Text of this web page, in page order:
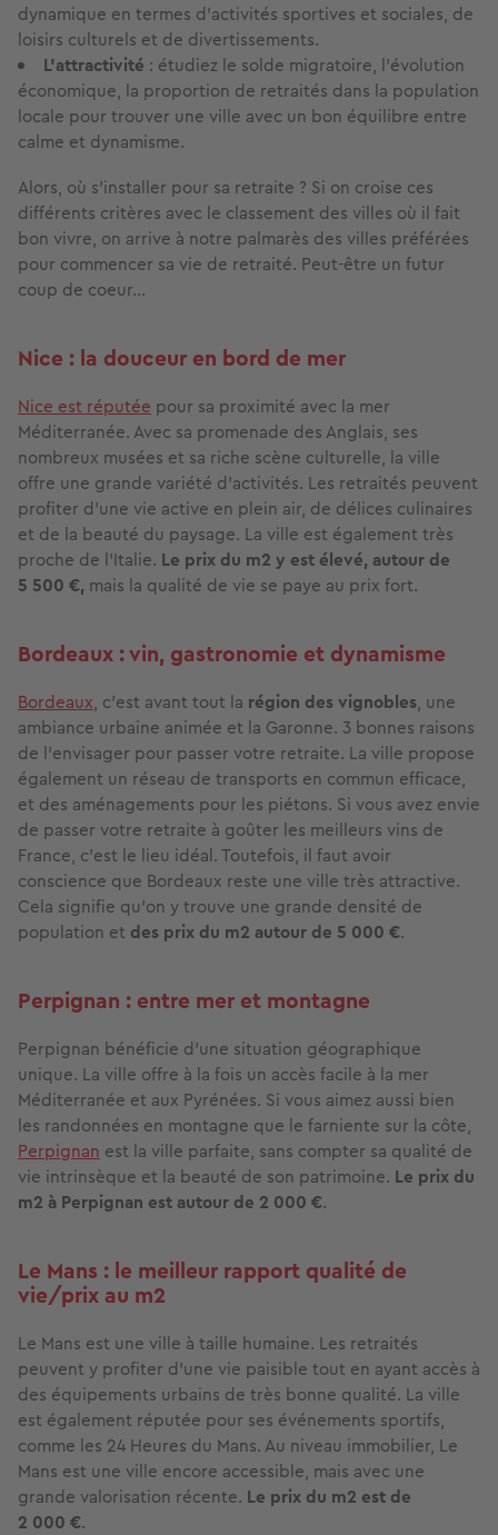
dynamique en termes d'activités sportives et sociales, de
loisirs culturels et de divertissements.
L'attractivité : étudiez le solde migratoire, l'évolution
économique, la proportion de retraités dans la population
locale pour trouver une ville avec un bon équilibre entre
calme et dynamisme.
Alors, où s'installer pour sa retraite ? Si on croise ces
différents critères avec le classement des villes où il fait
bon vivre, on arrive à notre palmarès des villes préférées
pour commencer sa vie de retraité. Peut-être un futur
coup de coeur...
Nice : la douceur en bord de mer
Nice est réputée pour sa proximité avec la mer
Méditerranée. Avec sa promenade des Anglais, ses
nombreux musées et sa riche scène culturelle, la ville
offre une grande variété d'activités. Les retraités peuvent
profiter d'une vie active en plein air, de délices culinaires
et de la beauté du paysage. La ville est également très
proche de l'Italie. Le prix du m2 y est élevé, autour de
5 500 €, mais la qualité de vie se paye au prix fort.
Bordeaux : vin, gastronomie et dynamisme
Bordeaux, c'est avant tout la région des vignobles, une
ambiance urbaine animée et la Garonne. 3 bonnes raisons
de l'envisager pour passer votre retraite. La ville propose
également un réseau de transports en commun efficace,
et des aménagements pour les piétons. Si vous avez envie
de passer votre retraite à goûter les meilleurs vins de
France, c'est le lieu idéal. Toutefois, il faut avoir
conscience que Bordeaux reste une ville très attractive.
Cela signifie qu'on y trouve une grande densité de
population et des prix du m2 autour de 5 000 €.
Perpignan : entre mer et montagne
Perpignan bénéficie d'une situation géographique
unique. La ville offre à la fois un accès facile à la mer
Méditerranée et aux Pyrénées. Si vous aimez aussi bien
les randonnées en montagne que le farniente sur la côte,
Perpignan est la ville parfaite, sans compter sa qualité de
vie intrinsèque et la beauté de son patrimoine. Le prix du
m2 à Perpignan est autour de 2 000 €.
Le Mans : le meilleur rapport qualité de
vie/prix au m2
Le Mans est une ville à taille humaine. Les retraités
peuvent y profiter d'une vie paisible tout en ayant accès à
des équipements urbains de très bonne qualité. La ville
est également réputée pour ses événements sportifs,
comme les 24 Heures du Mans. Au niveau immobilier, Le
Mans est une ville encore accessible, mais avec une
grande valorisation récente. Le prix du m2 est de
2 000 €.